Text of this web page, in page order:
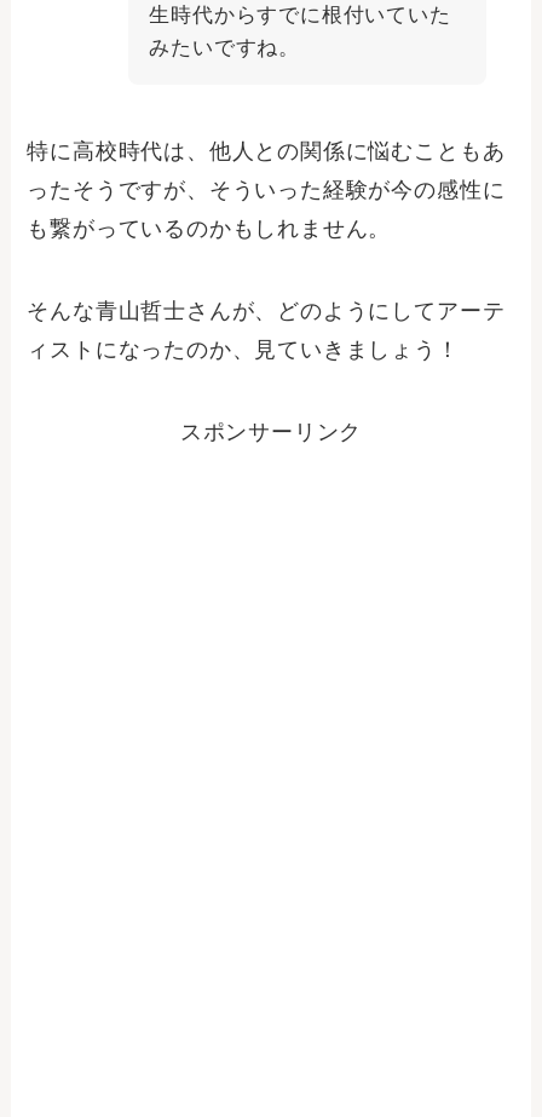
生時代からすでに根付いていた
みたいですね。
特に高校時代は、他人との関係に悩むこともあ
ったそうですが、そういった経験が今の感性に
も繋がっているのかもしれません。
そんな青山哲士さんが、どのようにしてアーテ
ィストになったのか、見ていきましょう！
スポンサーリンク